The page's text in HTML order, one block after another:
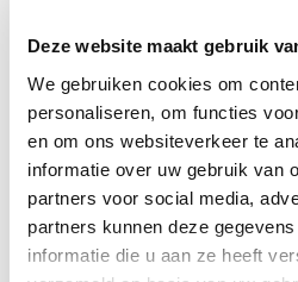
Deze website maakt gebruik
We gebruiken cookies om
personaliseren, om functies
en om ons websiteverkeer te
informatie over uw gebruik van
partners voor social media,
partners kunnen deze
informatie die u aan ze heeft
verhuurd wordt, kan dit een
huurverlaging. Of je in
type verlaging, hangt af van
meer weten over dit
vragen over huurrecht?Bel